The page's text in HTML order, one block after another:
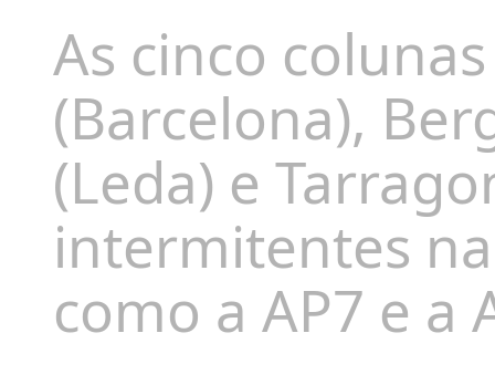
As cinco
(Barcelona),
(Leda) e
intermitentes
como a AP7 e a